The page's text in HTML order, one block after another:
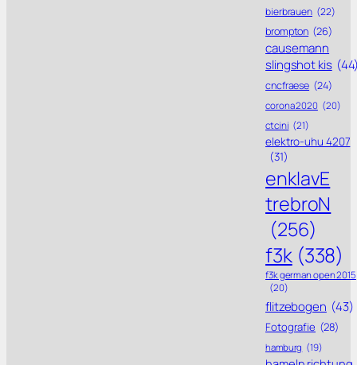
bierbrauen (22)
brompton (26)
causemann
slingshot kis
cncfraese (24)
corona 2020 (20)
ctcini (21)
elektro-uhu 4207
(31)
enklavE
trebroN
(256)
f3k (338)
f3k german open 2015
(20)
flitzebogen (43)
Fotografie (28)
hamburg (19)